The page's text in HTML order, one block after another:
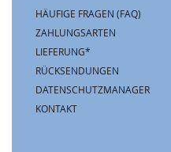
HÄUFIGE FRAGEN (FAQ)
ZAHLUNGSARTEN
LIEFERUNG*
RÜCKSENDUNGEN
DATENSCHUTZMANAGER
KONTAKT